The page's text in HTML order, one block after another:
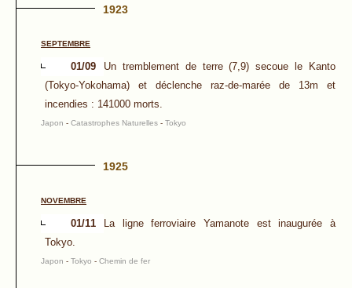
1923
SEPTEMBRE
01/09
Un tremblement de terre (7,9) secoue le Kanto
(Tokyo-Yokohama) et déclenche raz-de-marée de 13m et
incendies : 141000 morts.
Japon - Catastrophes Naturelles - Tokyo
1925
NOVEMBRE
01/11
La ligne ferroviaire Yamanote est inaugurée à
Tokyo.
Japon - Tokyo - Chemin de fer